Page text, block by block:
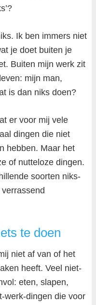
Ik ben immers niet
je doet buiten je
Buiten mijn werk zit
mijn man,
is dan niks doen?
er voor mij vele
dingen die niet
hebben. Maar het
of nutteloze dingen.
soorten niks-
te doen
niet af van of het
heeft. Veel niet-
eten, slapen,
werk-dingen die voor